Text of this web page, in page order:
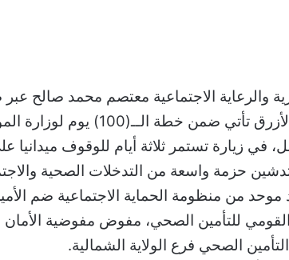
والرعاية الاجتماعية معتصم محمد صالح
ان زيارته لاقليم النيل الأزرق تأتي
في زيارة تستمر ثلاثة أيام للوقوف ميدانيا
حزمة واسعة من التدخلات الصحية
من منظومة الحماية الاجتماعية ضم
للتأمين الصحي، مفوض مفوضية الأمان
الصحي فرع الولاية الشمالية.